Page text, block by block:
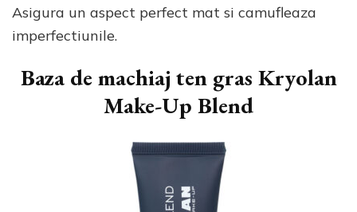
Asigura un aspect perfect mat si camufleaza
imperfectiunile.
Baza de machiaj ten gras Kryolan
Make-Up Blend